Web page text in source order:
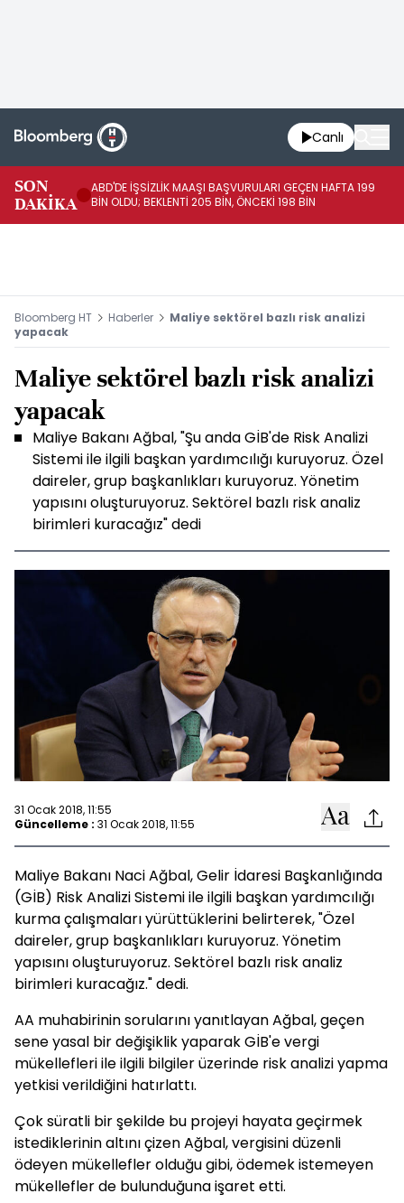
Canlı
SON
DAKİKA
ABD'DE İŞSİZLİK MAAŞI BAŞVURULARI GEÇEN HAFTA 199
BİN OLDU; BEKLENTİ 205 BİN, ÖNCEKİ 198 BİN
Bloomberg HT Haberler
Maliye sektörel bazlı risk analizi
yapacak
Maliye sektörel bazlı risk analizi
yapacak
Maliye Bakanı Ağbal, "Şu anda GİB'de Risk Analizi
Sistemi ile ilgili başkan yardımcılığı kuruyoruz. Özel
daireler, grup başkanlıkları kuruyoruz. Yönetim
yapısını oluşturuyoruz. Sektörel bazlı risk analiz
birimleri kuracağız" dedi
31 Ocak 2018, 11:55
Güncelleme : 31 Ocak 2018, 11:55
Maliye Bakanı Naci Ağbal, Gelir İdaresi Başkanlığında
(GİB) Risk Analizi Sistemi ile ilgili başkan yardımcılığı
kurma çalışmaları yürüttüklerini belirterek, "Özel
daireler, grup başkanlıkları kuruyoruz. Yönetim
yapısını oluşturuyoruz. Sektörel bazlı risk analiz
birimleri kuracağız." dedi.
AA muhabirinin sorularını yanıtlayan Ağbal, geçen
sene yasal bir değişiklik yaparak GİB'e vergi
mükellefleri ile ilgili bilgiler üzerinde risk analizi yapma
yetkisi verildiğini hatırlattı.
Çok süratli bir şekilde bu projeyi hayata geçirmek
istediklerinin altını çizen Ağbal, vergisini düzenli
ödeyen mükellefler olduğu gibi, ödemek istemeyen
mükellefler de bulunduğuna işaret etti.